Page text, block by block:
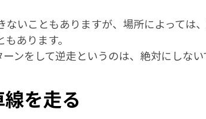
いこともありますが、場所によっては
あります。
ンをして逆走というのは、絶対にしない
を走る